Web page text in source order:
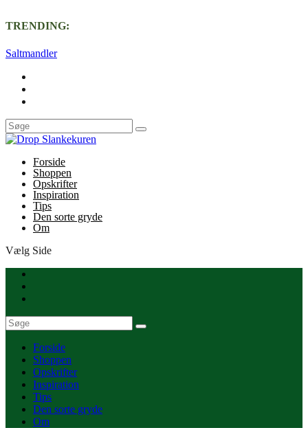
TRENDING:
Saltmandler
Forside
Shoppen
Opskrifter
Inspiration
Tips
Den sorte gryde
Om
Vælg Side
Forside
Shoppen
Opskrifter
Inspiration
Tips
Den sorte gryde
Om